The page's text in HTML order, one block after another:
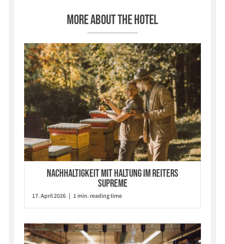
More about the hotel
Nachhaltigkeit mit Haltung im Reiters
Supreme
17. April 2026 | 1 min. reading time